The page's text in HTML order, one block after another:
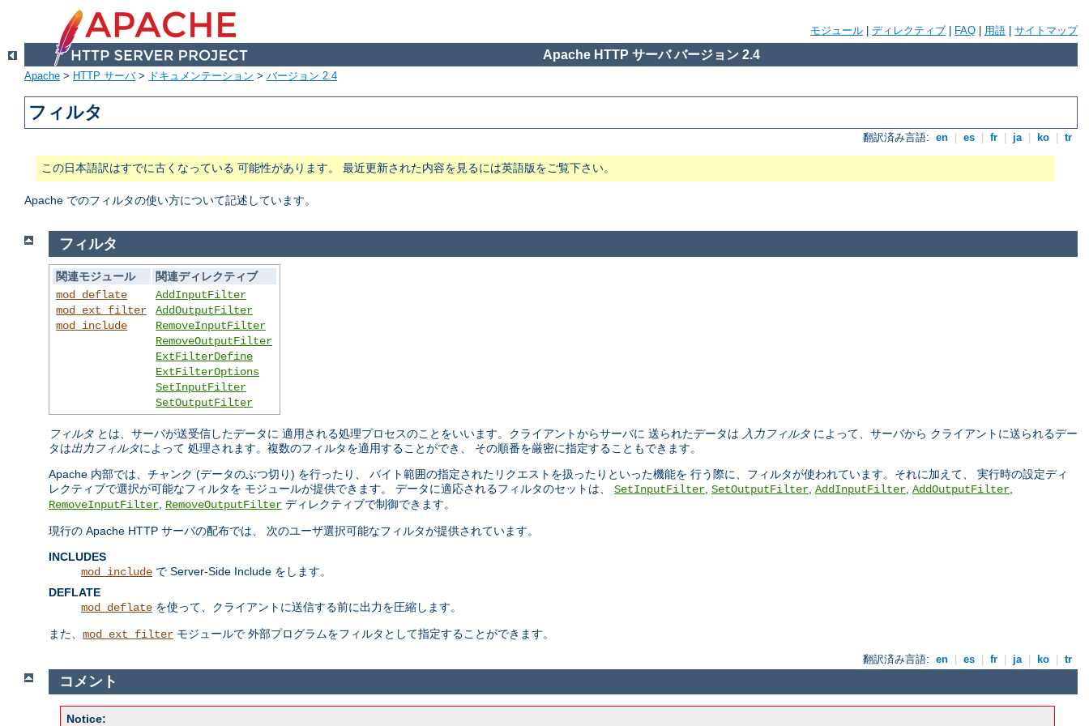
モジュール ディレクティブ FAQ 用語 サイトマップ
Apache HTTP サーバ バージョン 2.4
Apache > HTTP サーバ> ドキュメンテーション > バージョン 2.4
フィルタ
翻訳済み言語: en es fr ja ko tr
この日本語訳はすでに古くなっている 可能性があります。 最近更新された内容を見るには英語版をご覧下さい。
Apache でのフィルタの使い方について記述しています。
フィルタ
関連モジュール
関連ディレクティブ
mod_deflate
mod_ext_filter
mod_include
AddInputFilter
AddOutputFilter
RemoveInputFilter
RemoveOutputFilter
ExtFilterDefine
ExtFilterOptions
SetInputFilter
SetOutputFilter
フィルタ とは、サーバが送受信したデータに 適用される処理プロセスのことをいいます。クライアントからサーバに 送られたデータは 入力フィルタ によって、サーバから クライアントに送られるデー
タは出力フィルタによって 処理されます。複数のフィルタを適用することができ、 その順番を厳密に指定することもできます。
Apache 内部では、チャンク (データのぶつ切り) を行ったり、 バイト範囲の指定されたリクエストを扱ったりといった機能を 行う際に、フィルタが使われています。それに加えて、 実行時の設定ディ
レクティブで選択が可能なフィルタを モジュールが提供できます。 データに適応されるフィルタのセットは、 SetInputFilter SetOutputFilter AddInputFilter AddOutputFilter
RemoveInputFilter RemoveOutputFilter ディレクティブで制御できます。
現行の Apache HTTP サーバの配布では、 次のユーザ選択可能なフィルタが提供されています。
INCLUDES
mod_include で Server-Side Include をします。
DEFLATE
mod_deflate を使って、クライアントに送信する前に出力を圧縮します。
また、 mod_ext_filter モジュールで 外部プログラムをフィルタとして指定することができます。
翻訳済み言語: en | es | fr | ja | ko | tr
コメント
Notice: